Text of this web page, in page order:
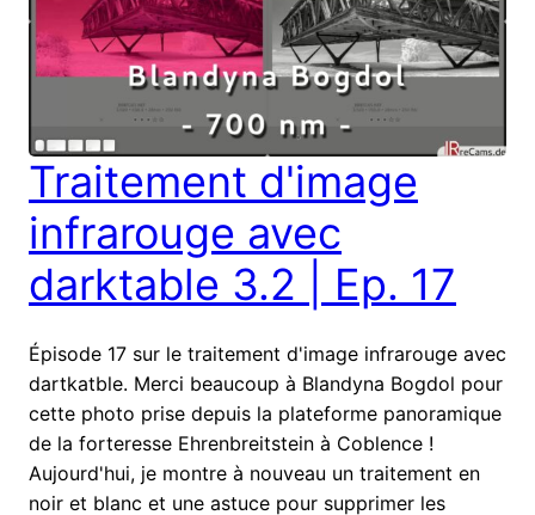
Traitement d'image
infrarouge avec
darktable 3.2 | Ep. 17
Épisode 17 sur le traitement d'image infrarouge avec
dartkatble. Merci beaucoup à Blandyna Bogdol pour
cette photo prise depuis la plateforme panoramique
de la forteresse Ehrenbreitstein à Coblence !
Aujourd'hui, je montre à nouveau un traitement en
noir et blanc et une astuce pour supprimer les